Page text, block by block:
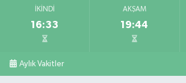
İKINDI
16:33
AKŞAM
19:44
Aylık Vakitler